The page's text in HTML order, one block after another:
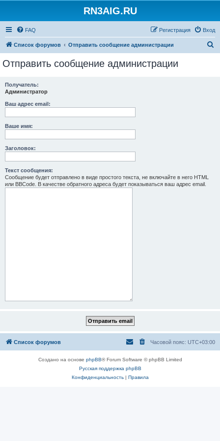
RN3AIG.RU
FAQ Вход
Регистрация
Список форумов Отправить сообщение администрации
Отправить сообщение администрации
Получатель:
Администратор
Ваш адрес email:
Ваше имя:
Заголовок:
Текст сообщения:
Сообщение будет отправлено в виде простого текста, не включайте в него HTML
или BBCode. В качестве обратного адреса будет показываться ваш адрес email.
Список форумов Часовой пояс: UTC+03:00
Создано на основе phpBB® Forum Software © phpBB Limited
Русская поддержка phpBB
Конфиденциальность| Правила